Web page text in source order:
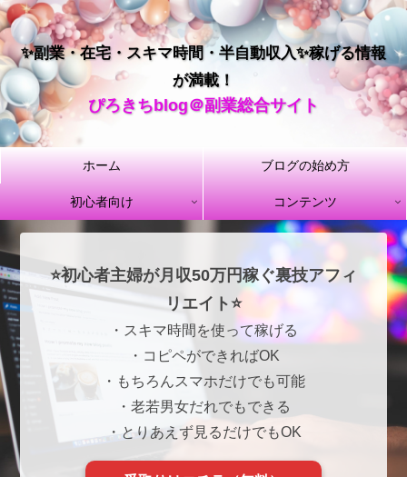
✨副業・在宅・スキマ時間・半自動収入✨稼げる情報
が満載！
ぴろきちblog＠副業総合サイト
ホーム ブログの始め方
初心者向け コンテンツ
⭐初心者主婦が月収50万円稼ぐ裏技アフィ
リエイト⭐
・スキマ時間を使って稼げる
・コピペができればOK
・もちろんスマホだけでも可能
・老若男女だれでもできる
・とりあえず見るだけでもOK